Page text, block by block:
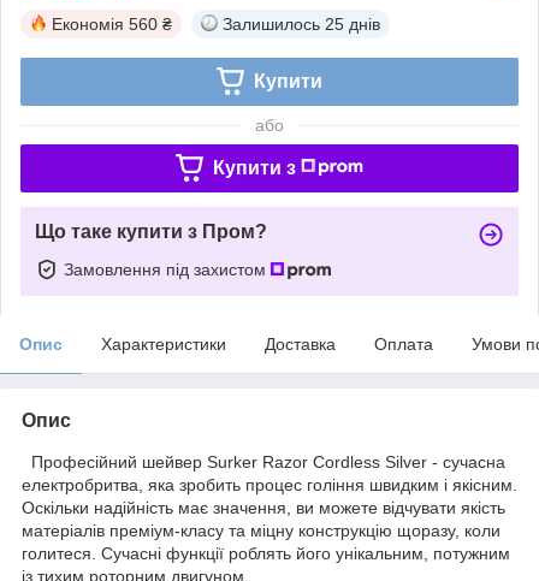
Економія 560 ₴ Залишилось 25 днів
Купити
або
Купити з
Що таке купити з Пром?
Замовлення під захистом
Опис Характеристики Доставка Оплата Умови
Опис
Професійний шейвер Surker Razor Cordless Silver - сучасна
електробритва, яка зробить процес гоління швидким і якісним.
Оскільки надійність має значення, ви можете відчувати якість
матеріалів преміум-класу та міцну конструкцію щоразу, коли
голитеся. Сучасні функції роблять його унікальним, потужним
із тихим роторним двигуном.